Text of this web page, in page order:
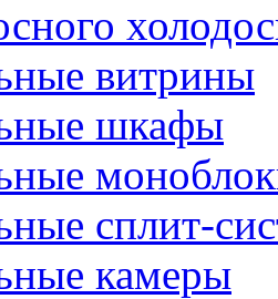
витрины
шкафы
сплит-
камеры